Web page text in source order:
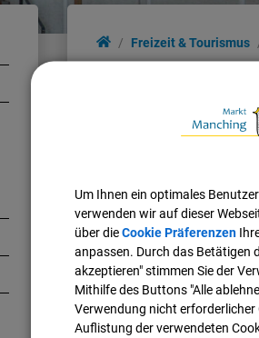
Freizeit & Tourismus
Um Ihnen ein optimales
verwenden wir auf dieser
über dieCookie Präferenzen
anpassen. Durch das Betätigen
akzeptieren" stimmen Sie der
Mithilfe des Buttons "Alle
Verwendung nicht erforderlicher
Auflistung der verwendeten